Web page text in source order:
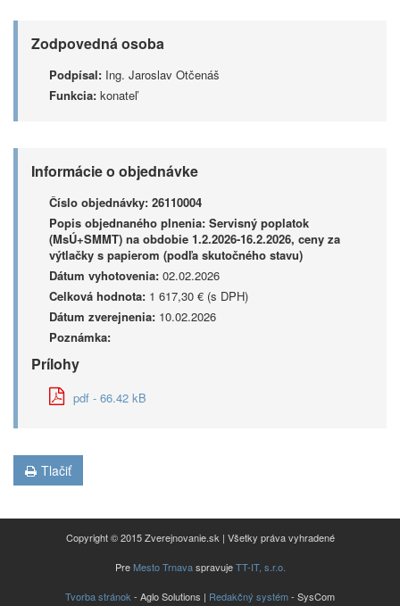
Zodpovedná osoba
Podpísal: Ing. Jaroslav Otčenáš
Funkcia: konateľ
Informácie o objednávke
Číslo objednávky: 26110004
Popis objednaného plnenia: Servisný poplatok
(MsÚ+SMMT) na obdobie 1.2.2026-16.2.2026, ceny za
výtlačky s papierom (podľa skutočného stavu)
Dátum vyhotovenia: 02.02.2026
Celková hodnota: 1 617,30 € (s DPH)
Dátum zverejnenia: 10.02.2026
Poznámka:
Prílohy
pdf - 66.42 kB
Tlačiť
Copyright © 2015 Zverejnovanie.sk | Všetky práva vyhradené
PreMesto TrnavaspravujeTT-IT, s.r.o.
Tvorba stránok - Aglo Solutions | Redakčný systém- SysCom